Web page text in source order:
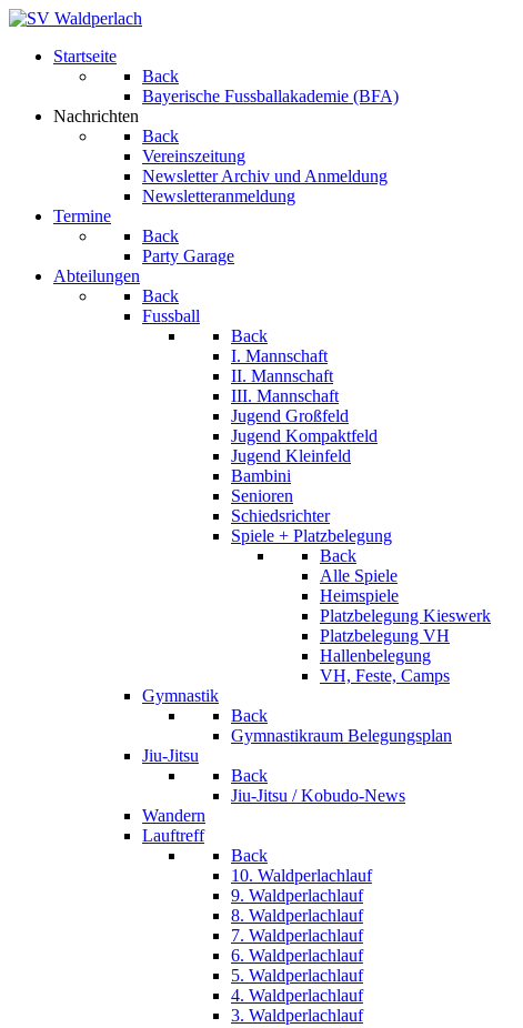
Startseite
Back
Bayerische Fussballakademie (BFA)
Nachrichten
Back
Vereinszeitung
Newsletter Archiv und Anmeldung
Newsletteranmeldung
Termine
Back
Party Garage
Abteilungen
Back
Fussball
Back
I. Mannschaft
II. Mannschaft
III. Mannschaft
Jugend Großfeld
Jugend Kompaktfeld
Jugend Kleinfeld
Bambini
Senioren
Schiedsrichter
Spiele + Platzbelegung
Back
Alle Spiele
Heimspiele
Platzbelegung Kieswerk
Platzbelegung VH
Hallenbelegung
VH, Feste, Camps
Gymnastik
Back
Gymnastikraum Belegungsplan
Jiu-Jitsu
Back
Jiu-Jitsu / Kobudo-News
Wandern
Lauftreff
Back
10. Waldperlachlauf
9. Waldperlachlauf
8. Waldperlachlauf
7. Waldperlachlauf
6. Waldperlachlauf
5. Waldperlachlauf
4. Waldperlachlauf
3. Waldperlachlauf